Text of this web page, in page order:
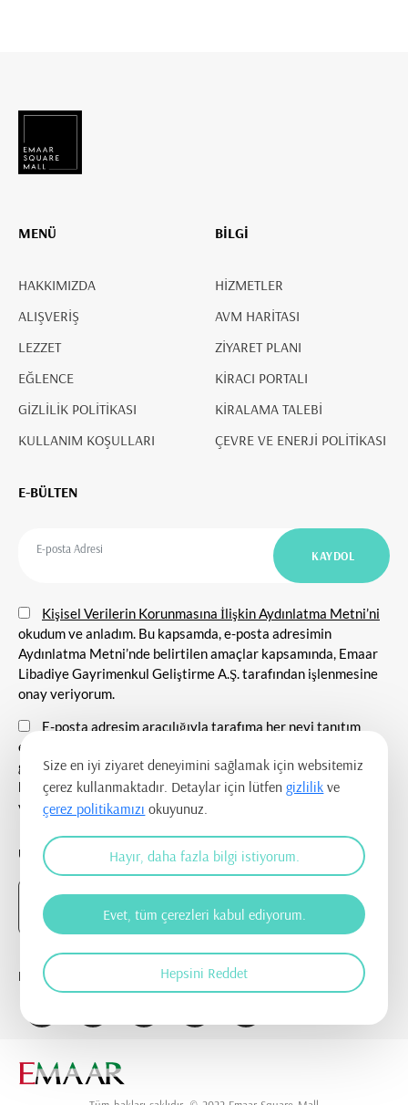
MENÜ
HAKKIMIZDA
ALIŞVERİŞ
LEZZET
EĞLENCE
GİZLİLİK POLİTİKASI
KULLANIM KOŞULLARI
BİLGİ
HİZMETLER
AVM HARİTASI
ZİYARET PLANI
KİRACI PORTALI
KİRALAMA TALEBİ
ÇEVRE VE ENERJİ POLİTİKASI
E-BÜLTEN
Kişisel Verilerin Korunmasına İlişkin Aydınlatma Metni’ni
okudum ve anladım. Bu kapsamda, e-posta adresimin
Aydınlatma Metni’nde belirtilen amaçlar kapsamında, Emaar
Libadiye Gayrimenkul Geliştirme A.Ş. tarafından işlenmesine
onay veriyorum.
E-posta adresim aracılığıyla tarafıma her nevi tanıtım
etkinlikleri ile ilgili duyuru ve bilgilendirmelerin
gönderilmesine, tanıtım ve pazarlama amacı ile iletişim
kurulmasına ve ticari elektronik ileti gönderilmesine onay
veriyorum.
UYGULAMAYI İNDİR
BİZİ TAKİP EDİN
Size en iyi ziyaret deneyimini sağlamak için websitemiz
çerez kullanmaktadır. Detaylar için lütfengizlilik ve
çerez politikamızı okuyunuz.
Hayır, daha fazla bilgi istiyorum.
Evet, tüm çerezleri kabul ediyorum.
Hepsini Reddet